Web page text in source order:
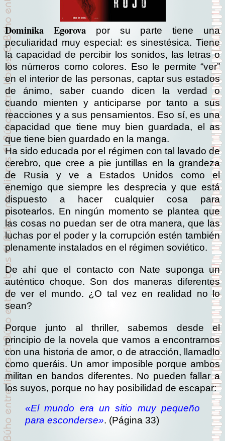
Dominika Egorovapor su parte tiene una
peculiaridad muy especial: es sinestésica. Tiene
la capacidad de percibir los sonidos, las letras o
los números como colores. Eso le permite “ver”
en el interior de las personas, captar sus estados
de ánimo, saber cuando dicen la verdad o
cuando mienten y anticiparse por tanto a sus
reacciones y a sus pensamientos. Eso sí, es una
capacidad que tiene muy bien guardada, el as
que tiene bien guardado en la manga.
Ha sido educada por el régimen con tal lavado de
cerebro, que cree a pie juntillas en la grandeza
de Rusia y ve a Estados Unidos como el
enemigo que siempre les desprecia y que está
dispuesto a hacer cualquier cosa para
pisotearlos. En ningún momento se plantea que
las cosas no puedan ser de otra manera, que las
luchas por el poder y la corrupción estén también
plenamente instalados en el régimen soviético.
De ahí que el contacto con Nate suponga un
auténtico choque. Son dos maneras diferentes
de ver el mundo. ¿O tal vez en realidad no lo
sean?
Porque junto al thriller, sabemos desde el
principio de la novela que vamos a encontrarnos
con una historia de amor, o de atracción, llamadlo
como queráis. Un amor imposible porque ambos
militan en bandos diferentes. No pueden fallar a
los suyos, porque no hay posibilidad de escapar:
«El mundo era un sitio muy pequeño
para esconderse». (Página 33)